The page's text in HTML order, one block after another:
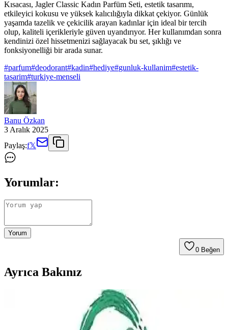
Kısacası, Jagler Classic Kadın Parfüm Seti, estetik tasarımı,
etkileyici kokusu ve yüksek kalıcılığıyla dikkat çekiyor. Günlük
yaşamda tazelik ve çekicilik arayan kadınlar için ideal bir tercih
olup, kaliteli içerikleriyle güven uyandırıyor. Her kullanımdan sonra
kendinizi özel hissetmenizi sağlayacak bu set, şıklığı ve
fonksiyonelliği bir arada sunar.
#parfum#deodorant#kadin#hediye#gunluk-kullanim#estetik-
tasarim#turkiye-menseli
Banu Özkan
3 Aralık 2025
Paylaş:f𝕏
Yorumlar:
Yorum
0 Beğen
Ayrıca Bakınız
Afro Dynamic Parfüm: Uygun Fiyatlı ve Etkileyici
Kokusu ile Günlük Kullanım İçin Ideal